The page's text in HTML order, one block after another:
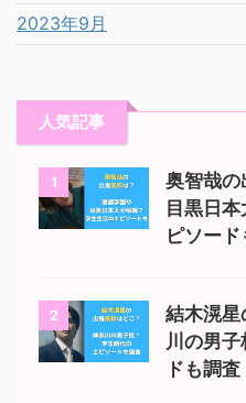
2023年9月
人気記事
1
奥智哉の
目黒日
ピソード
2
結木滉星
川の男
ドも調査